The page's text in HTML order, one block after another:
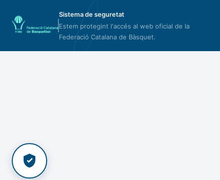
Sistema de seguretat
Estem protegint l'accés al web oficial de la
Federació Catalana de Bàsquet.